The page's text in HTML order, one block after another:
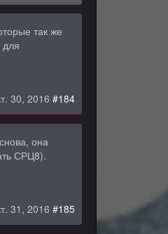
так же
30, 2016 #184
она
СРЦ8).
31, 2016 #185